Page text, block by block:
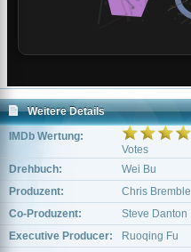
Weitere Details
IMDb Wertung:
Votes
Drehbuch:
Wei Bu
Produzent:
Chris Bremble
Co-Produzent:
Steve Danton
Executive Producer:
Ruoqing Fu